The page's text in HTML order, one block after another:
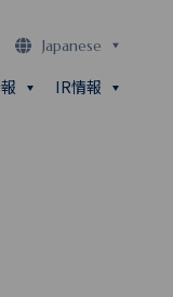
Japanese
IR情報